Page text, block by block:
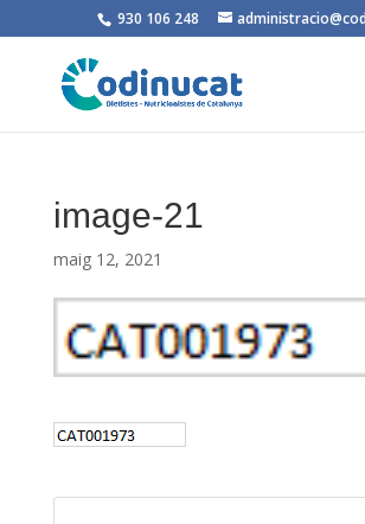
930 106 248
image-21
maig 12, 2021